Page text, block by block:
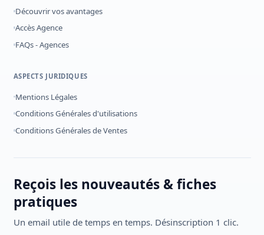
Découvrir vos avantages
Accès Agence
FAQs - Agences
ASPECTS JURIDIQUES
Mentions Légales
Conditions Générales d'utilisations
Conditions Générales de Ventes
Reçois les nouveautés & fiches
pratiques
Un email utile de temps en temps. Désinscription 1 clic.